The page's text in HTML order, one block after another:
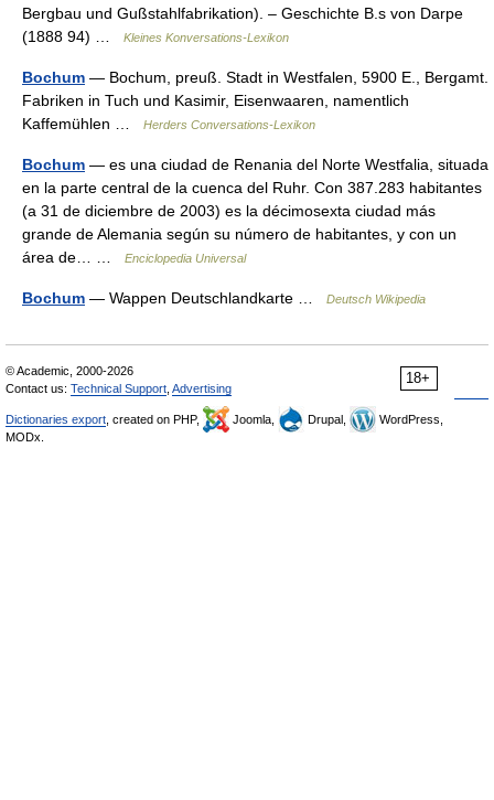
Bergbau und Gußstahlfabrikation). – Geschichte B.s von Darpe
(1888 94) …
Kleines Konversations-Lexikon
Bochum — Bochum, preuß. Stadt in Westfalen, 5900 E., Bergamt.
Fabriken in Tuch und Kasimir, Eisenwaaren, namentlich
Kaffemühlen …
Herders Conversations-Lexikon
Bochum — es una ciudad de Renania del Norte Westfalia, situada
en la parte central de la cuenca del Ruhr. Con 387.283 habitantes
(a 31 de diciembre de 2003) es la décimosexta ciudad más
grande de Alemania según su número de habitantes, y con un
área de… …
Enciclopedia Universal
Bochum — Wappen Deutschlandkarte … Deutsch Wikipedia
18+
© Academic, 2000-2026
Contact us: Technical Support Advertising
Dictionaries export , created on PHP, Joomla, Drupal,
WordPress,
MODx.